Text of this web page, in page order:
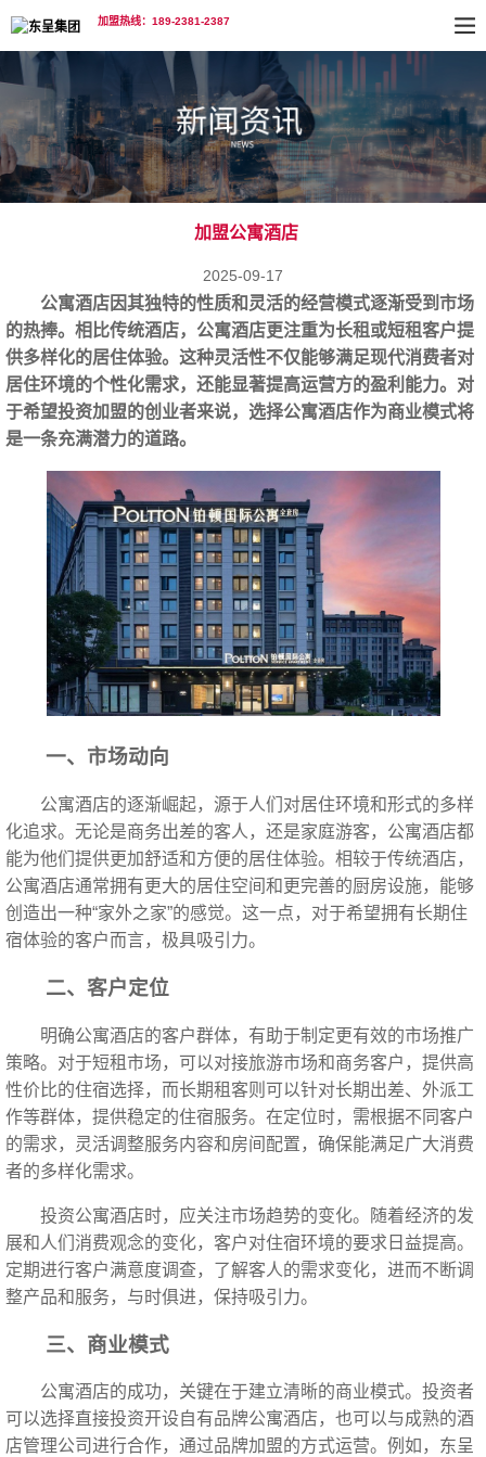
加盟热线：189-2381-2387
加盟公寓酒店
2025-09-17
公寓酒店因其独特的性质和灵活的经营模式逐渐受到市场
的热捧。相比传统酒店，公寓酒店更注重为长租或短租客户提
供多样化的居住体验。这种灵活性不仅能够满足现代消费者对
居住环境的个性化需求，还能显著提高运营方的盈利能力。对
于希望投资加盟的创业者来说，选择公寓酒店作为商业模式将
是一条充满潜力的道路。
一、市场动向
公寓酒店的逐渐崛起，源于人们对居住环境和形式的多样
化追求。无论是商务出差的客人，还是家庭游客，公寓酒店都
能为他们提供更加舒适和方便的居住体验。相较于传统酒店，
公寓酒店通常拥有更大的居住空间和更完善的厨房设施，能够
创造出一种“家外之家”的感觉。这一点，对于希望拥有长期住
宿体验的客户而言，极具吸引力。
二、客户定位
明确公寓酒店的客户群体，有助于制定更有效的市场推广
策略。对于短租市场，可以对接旅游市场和商务客户，提供高
性价比的住宿选择，而长期租客则可以针对长期出差、外派工
作等群体，提供稳定的住宿服务。在定位时，需根据不同客户
的需求，灵活调整服务内容和房间配置，确保能满足广大消费
者的多样化需求。
投资公寓酒店时，应关注市场趋势的变化。随着经济的发
展和人们消费观念的变化，客户对住宿环境的要求日益提高。
定期进行客户满意度调查，了解客人的需求变化，进而不断调
整产品和服务，与时俱进，保持吸引力。
三、商业模式
公寓酒店的成功，关键在于建立清晰的商业模式。投资者
可以选择直接投资开设自有品牌公寓酒店，也可以与成熟的酒
店管理公司进行合作，通过品牌加盟的方式运营。例如，东呈